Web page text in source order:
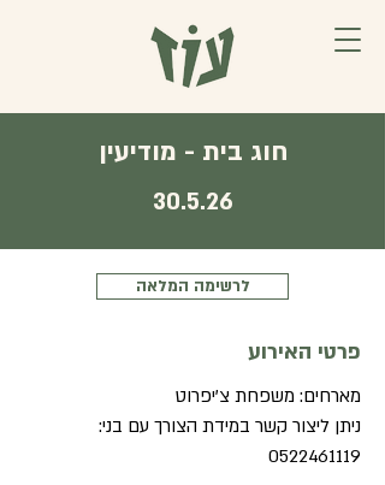
חוג בית - מודיעין
30.5.26
לרשימה המלאה
פרטי האירוע
מארחים: משפחת צ'יפרוט
ניתן ליצור קשר במידת הצורך עם בני:
0522461119